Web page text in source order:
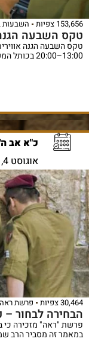
153,656 צפיות השבעות
טקס השבעה
13:00–20:00 בכותל המערבי.
כ"א אב
אוגוסט 4, 2026
30,464 צפיות פרשת ראה
הבחירה לבחור
פרשת "ראה" מזכירה כי
במאמר זה מסביר הרב